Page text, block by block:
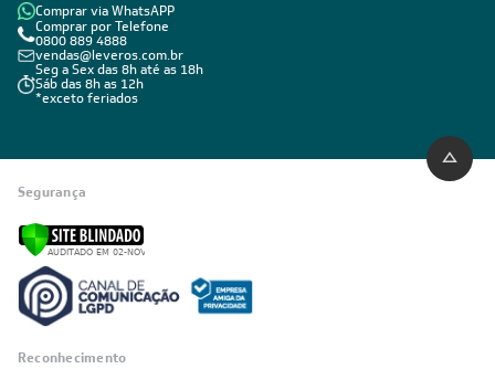
Comprar via WhatsAPP
Comprar por Telefone
0800 889 4888
vendas@leveros.com.br
Seg a Sex das 8h até as 18h
Sáb das 8h as 12h
*exceto feriados
Segurança
Reconhecimento